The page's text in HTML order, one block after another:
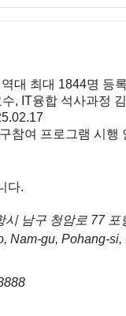
대 최대 1844명 등
, IT융합 석사과정
참여 프로그램 시행
다.
시 남구 청암로 77 포
Nam-gu, Pohang-